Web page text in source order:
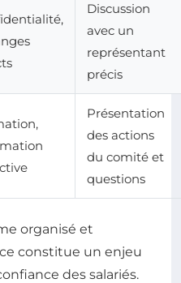
Discussion
avec un
représentant
précis
Présentation
des actions
du comité et
questions
organisé et
constitue un enjeu
des salariés.